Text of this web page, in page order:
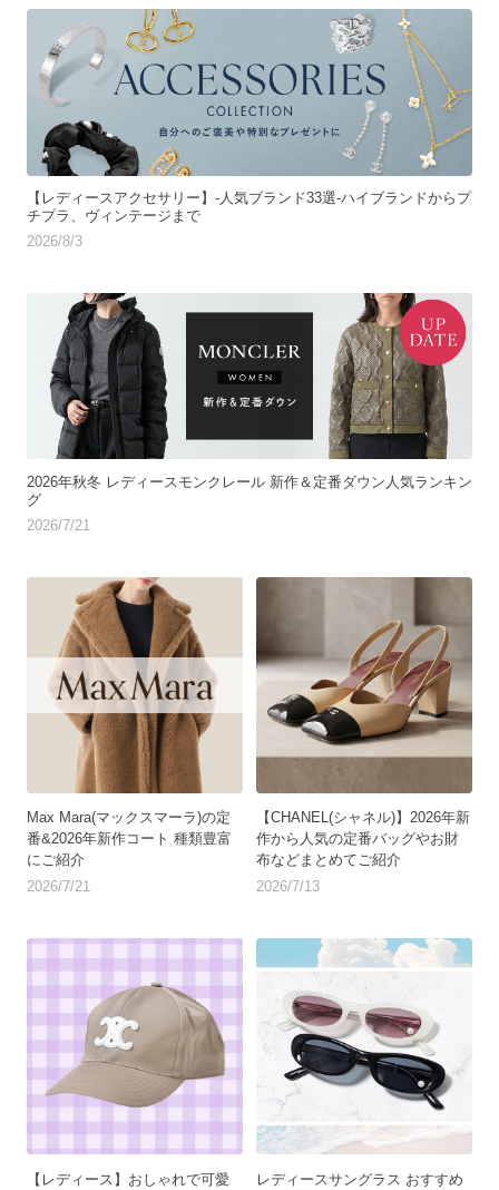
【レディースアクセサリー】-人気ブランド33選-ハイブランドからプ
チプラ、ヴィンテージまで
2026/8/3
2026年秋冬 レディースモンクレール 新作＆定番ダウン人気ランキン
グ
2026/7/21
Max Mara(マックスマーラ)の定
番&2026年新作コート 種類豊富
にご紹介
2026/7/21
【CHANEL(シャネル)】2026年新
作から人気の定番バッグやお財
布などまとめてご紹介
2026/7/13
【レディース】おしゃれで可愛
レディースサングラス おすすめ